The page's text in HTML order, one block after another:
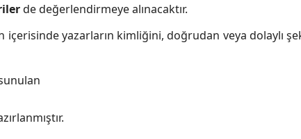
de değerlendirmeye alınacaktır.
içerisinde yazarların kimliğini, doğrudan veya dolaylı